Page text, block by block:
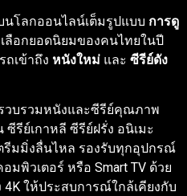
โลกออนไลน์เต็มรูปแบบ การดู
ลือกยอดนิยมของคนไทยในปี
ถเข้าถึง หนังใหม่ และ ซีรีย์ดัง
วบรวมหนังและซีรีย์คุณภาพ
รีย์เกาหลี ซีรีย์ฝรั่ง อนิเมะ
มมิ่งลื่นไหล รองรับทุกอุปกรณ์
มพิวเตอร์ หรือ Smart TV ด้วย
ให้ประสบการณ์ใกล้เคียงกับ